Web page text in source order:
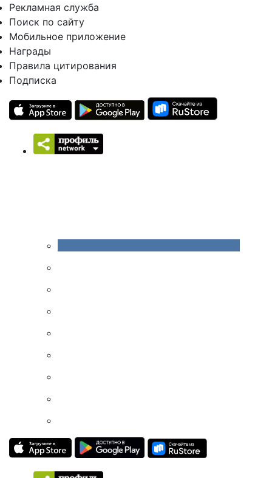
Рекламная служба
Поиск по сайту
Мобильное приложение
Награды
Правила цитирования
Подписка